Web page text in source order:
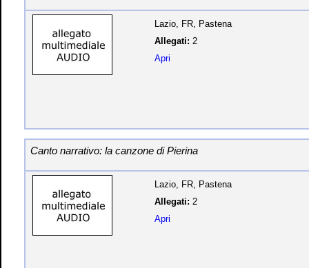
Lazio, FR, Pastena
Allegati: 2
Apri
Canto narrativo: la canzone di Pierina
Lazio, FR, Pastena
Allegati: 2
Apri